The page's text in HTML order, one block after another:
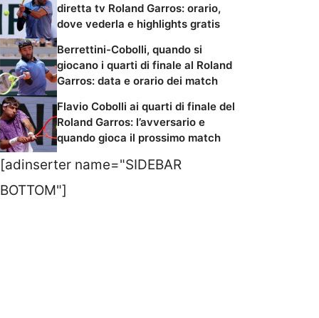
diretta tv Roland Garros: orario,
dove vederla e highlights gratis
Berrettini-Cobolli, quando si
giocano i quarti di finale al Roland
Garros: data e orario dei match
Flavio Cobolli ai quarti di finale del
Roland Garros: l’avversario e
quando gioca il prossimo match
[adinserter name="SIDEBAR
BOTTOM"]